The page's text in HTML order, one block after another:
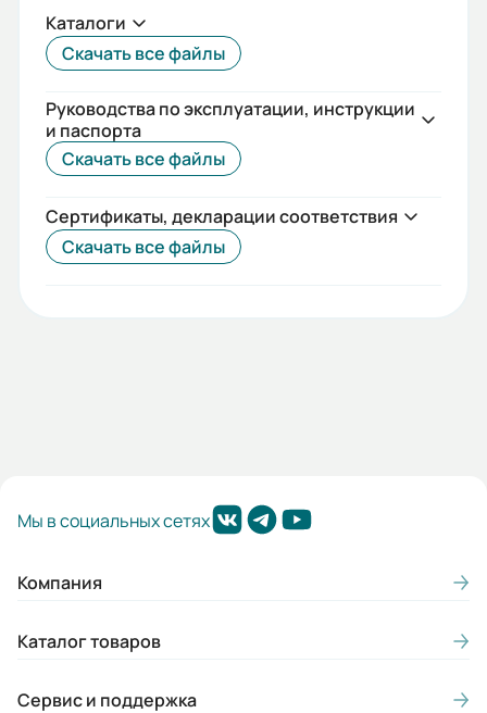
Каталоги
Скачать все файлы
Руководства по эксплуатации, инструкции
и паспорта
Скачать все файлы
Сертификаты, декларации соответствия
Скачать все файлы
Мы в социальных сетях
Компания
Каталог товаров
Сервис и поддержка